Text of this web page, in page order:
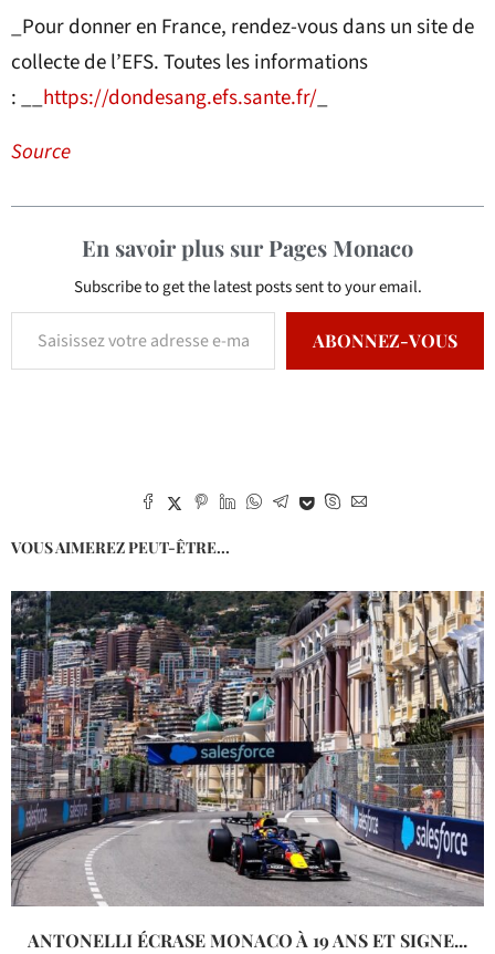
_Pour donner en France, rendez-vous dans un site de
collecte de l’EFS. Toutes les informations
: __https://dondesang.efs.sante.fr/_
Source
En savoir plus sur Pages Monaco
Subscribe to get the latest posts sent to your email.
ABONNEZ-VOUS
VOUS AIMEREZ PEUT-ÊTRE...
ANTONELLI ÉCRASE MONACO À 19 ANS ET SIGNE...